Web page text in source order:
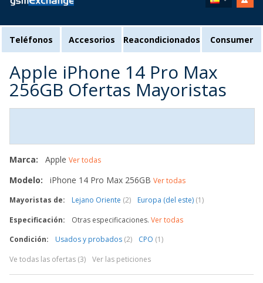
Teléfonos Accesorios Reacondicionados Consumer
Apple iPhone 14 Pro Max
256GB Ofertas Mayoristas
Marca: Apple Ver todas
Modelo: iPhone 14 Pro Max 256GB Ver todas
Mayoristas de:
Lejano Oriente (2) Europa (del este) (1)
Especificación:
Otras especificaciones. Ver todas
Condición:
Usados y probados (2) CPO (1)
Ve todas las ofertas (3)
Ver las peticiones